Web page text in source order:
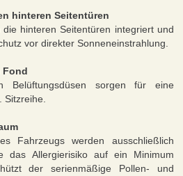
hinteren Seitentüren
hinteren Seitentüren integriert und
vor direkter Sonneneinstrahlung.
Fond
Belüftungsdüsen sorgen für eine
Sitzreihe.
Fahrzeugs werden ausschließlich
das Allergierisiko auf ein Minimum
der serienmäßige Pollen- und